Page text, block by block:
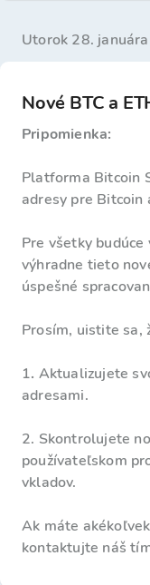
utorok 28.
Nové BTC a
Pripomienka:
Platforma Bitcoin
adresy pre Bitcoin
Pre všetky
výhradne tieto
úspešné
Prosím, uistite sa,
1. Aktualizujete
adresami.
2. Skontrolujete
používateľskom
vkladov.
Ak máte
kontaktujte náš